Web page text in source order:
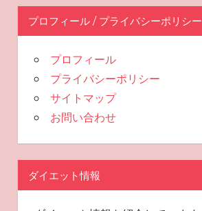
プロフィール / プライバシーポリシー
プロフィール
プライバシーポリシー
サイトマップ
お問い合わせ
ダイエット情報